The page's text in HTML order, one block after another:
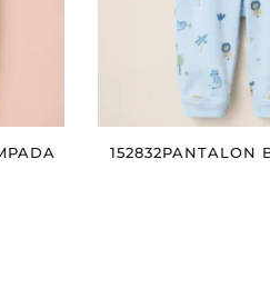
152832PANTALON